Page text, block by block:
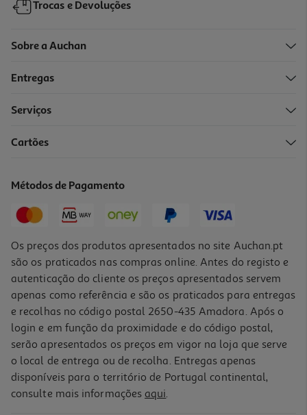
-10%
Price reduced from
19,95 €to
Promoção
-20%
Giftset Pokemon Caneca + Manta Padrão 1
Trocas e Devoluções
Sobre a Auchan
Entregas
Serviços
Cartões
Métodos de Pagamento
Os preços dos produtos apresentados no site Auchan.pt
são os praticados nas compras online. Antes do registo e
autenticação do cliente os preços apresentados servem
apenas como referência e são os praticados para entregas
e recolhas no código postal 2650-435 Amadora. Após o
login e em função da proximidade e do código postal,
serão apresentados os preços em vigor na loja que serve
o local de entrega ou de recolha. Entregas apenas
disponíveis para o território de Portugal continental,
consulte mais informações aqui.